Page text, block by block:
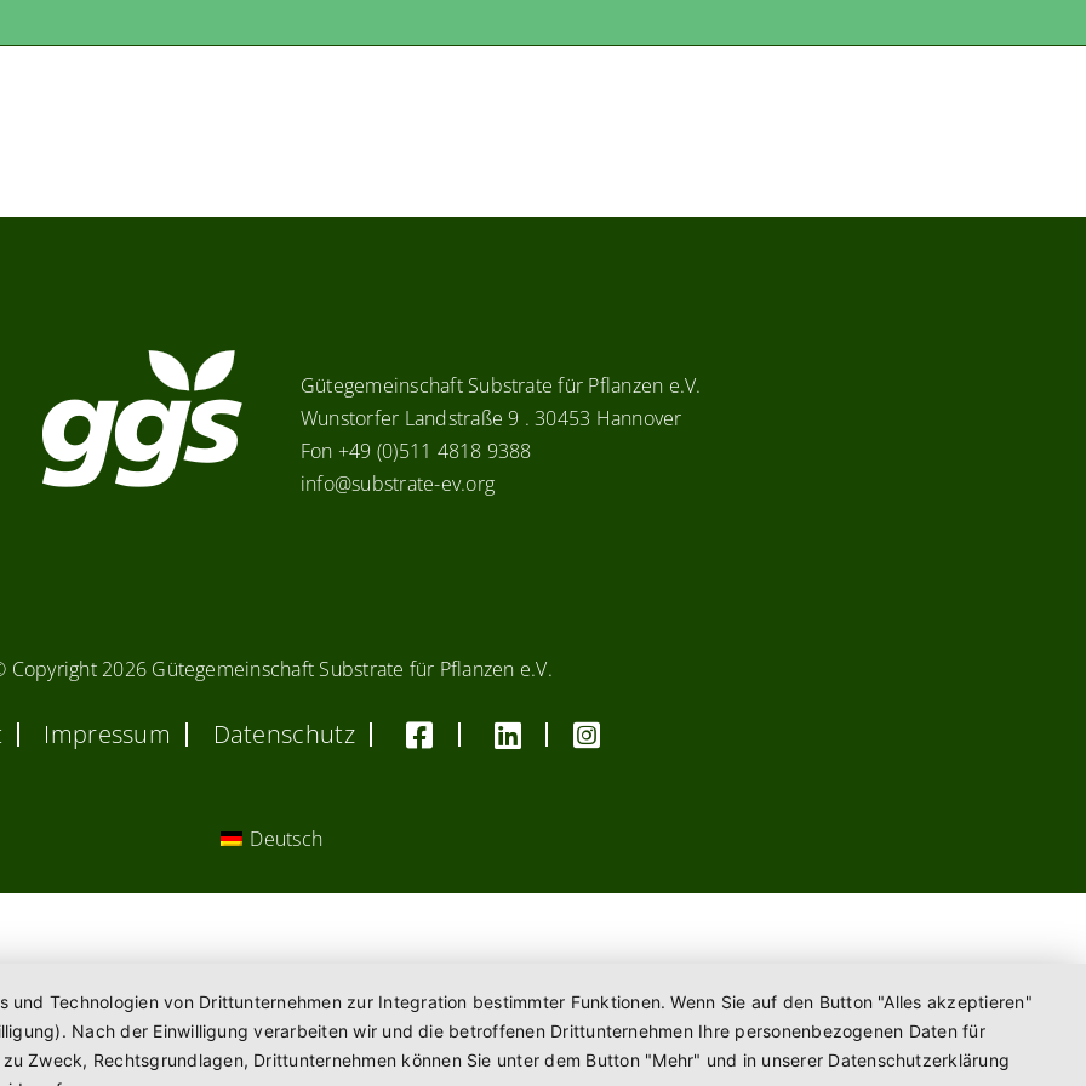
Gütegemeinschaft Substrate für Pflanzen e.V.
Wunstorfer Landstraße 9 . 30453 Hannover
Fon +49 (0)511 4818 9388
info@substrate-ev.org
Copyright 2026 Gütegemeinschaft Substrate für Pflanzen e.V.
Impressum Datenschutz
Deutsch
Technologien von Drittunternehmen zur Integration bestimmter Funktionen. Wenn Sie auf den Button "Alles akzeptieren"
Nach der Einwilligung verarbeiten wir und die betroffenen Drittunternehmen Ihre personenbezogenen Daten für
Zweck, Rechtsgrundlagen, Drittunternehmen können Sie unter dem Button "Mehr" und in unserer Datenschutzerklärung